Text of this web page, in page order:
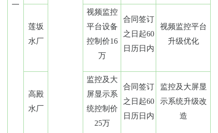
一
莲坂
水厂
视频监控
平台设备
控制价16
万
合同签订
之日起60
日历日内
视频监控平台
升级优化
高殿
水厂
监控及大
屏显示系
统控制价
25万
合同签订
之日起60
日历日内
监控及大屏显
示系统升级改
造